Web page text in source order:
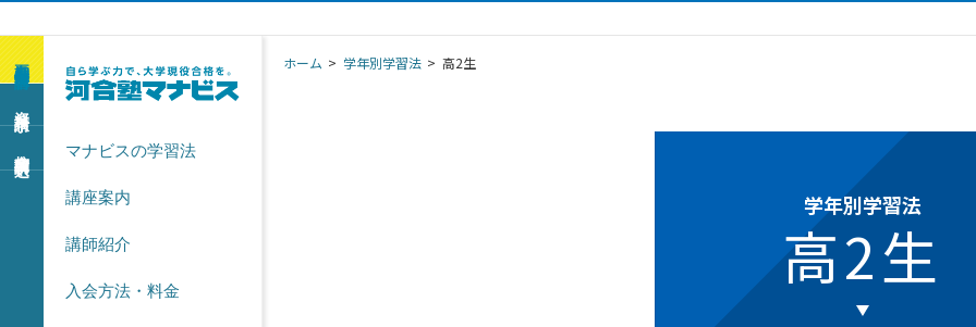
夏期特別無料講習
マナビスの学習法
講座案内
講師紹介
入会方法・料金
ホーム > 学年別学習法 > 高2生
学年別学習法
高2生